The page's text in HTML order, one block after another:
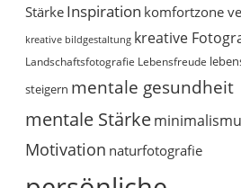
Stärke Inspiration komfortzone
kreative bildgestaltung kreative
Landschaftsfotografie Lebensfreude
steigern mentale gesundheit
mentale Stärke
Motivation naturfotografie